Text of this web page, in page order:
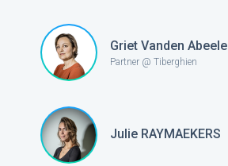
Griet Vanden Abeele
Partner @ Tiberghien
Julie RAYMAEKERS